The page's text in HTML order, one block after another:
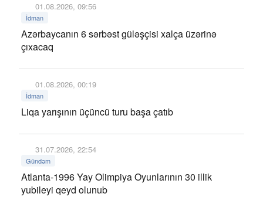
01.08.2026, 09:56
İdman
Azərbaycanın 6 sərbəst güləşçisi xalça üzərinə
çıxacaq
01.08.2026, 00:19
İdman
Liqa yarışının üçüncü turu başa çatıb
31.07.2026, 22:54
Gündəm
Atlanta-1996 Yay Olimpiya Oyunlarının 30 illik
yubileyi qeyd olunub